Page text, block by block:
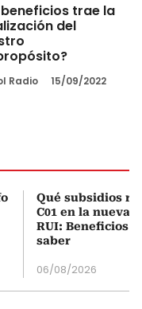
beneficios trae la
del
Radio 15/09/2022
Qué subsidios
C01 en la nueva
RUI: Beneficios
saber
06/08/2026